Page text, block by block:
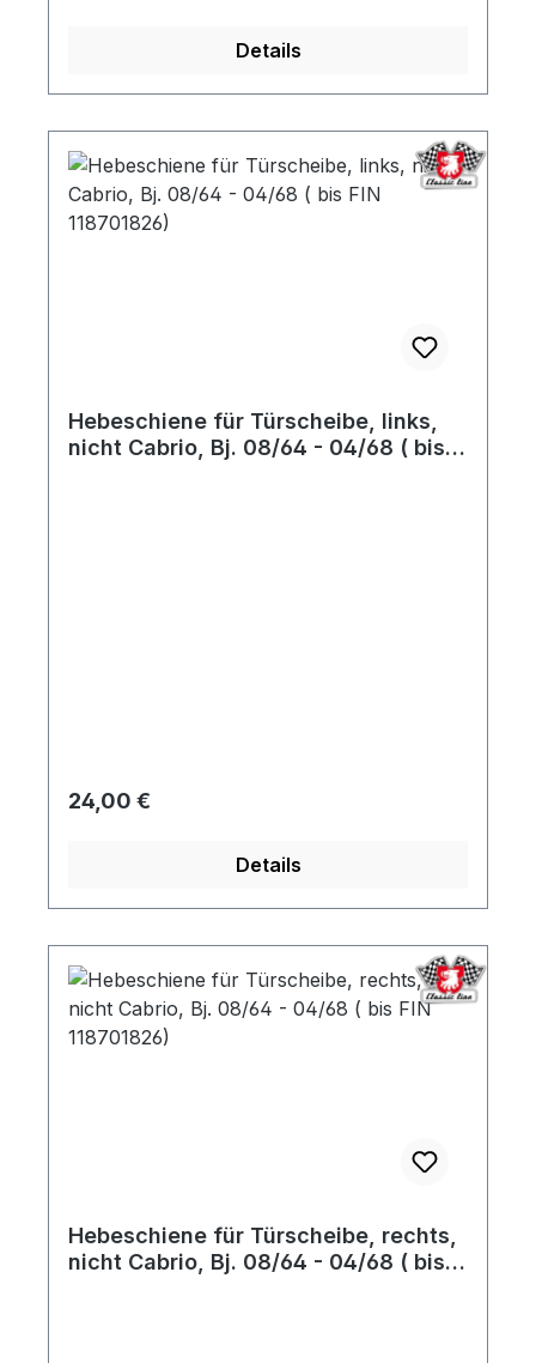
Details
Hebeschiene für Türscheibe, links,
nicht Cabrio, Bj. 08/64 - 04/68 ( bis
Regulärer Preis:
24,00 €
Details
Hebeschiene für Türscheibe, rechts,
nicht Cabrio, Bj. 08/64 - 04/68 ( bis